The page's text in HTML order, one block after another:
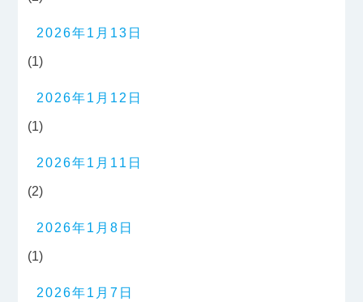
2026年1月13日
(1)
2026年1月12日
(1)
2026年1月11日
(2)
2026年1月8日
(1)
2026年1月7日